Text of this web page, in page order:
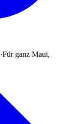
·Für ganz Maui,